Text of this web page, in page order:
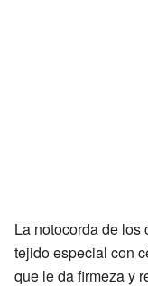
La notocorda de los
tejido especial con
que le da firmeza y